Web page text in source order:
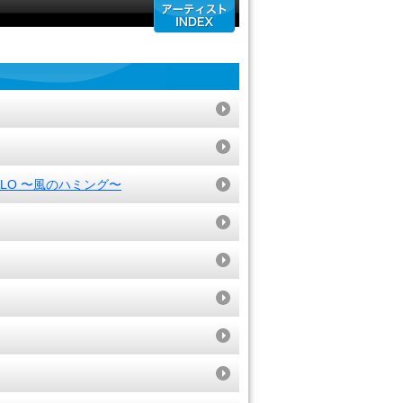
〜風のハミング〜